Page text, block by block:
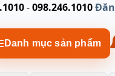
-098.246.1010
Danh mục sản phẩm